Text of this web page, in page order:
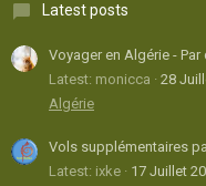
Latest posts
Voyager en Algérie -
Latest: monicca
28
Algérie
Vols supplémentaires
Latest: ixke
17 Juillet